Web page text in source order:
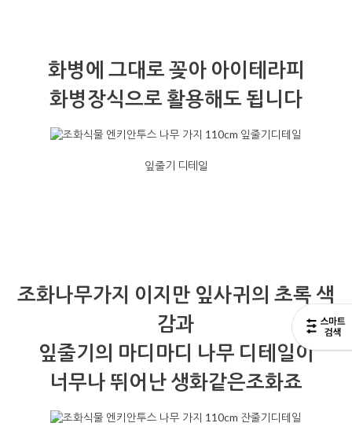
화병에 그대로 꽂아 아이테라피
화병장식으로 활용해도 됩니다
잎줄기 디테일
조화나무가지 이지만 잎사귀의 초록 색
감과
잎줄기의 마디마디 나무 디테일이
너무나 뛰어난 생화같은조화죠